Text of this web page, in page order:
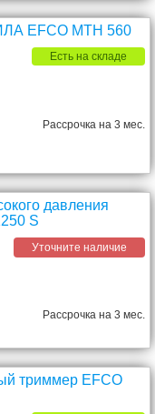
EFCO MTH 560
Есть на складе
Рассрочка на 3 мес.
давления
S
Уточните наличие
Рассрочка на 3 мес.
триммер EFCO